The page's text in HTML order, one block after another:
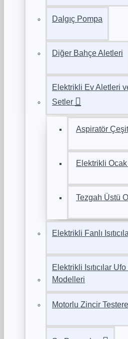
Dalgıç Pompa
Diğer Bahçe Aletleri
Elektrikli Ev Aletleri
Setler
Aspiratör
Elektrikli
Tezgah Üstü
Elektrikli Fanlı
Elektrikli Isıtıcılar Ufo
Modelleri
Motorlu Zincir Testere